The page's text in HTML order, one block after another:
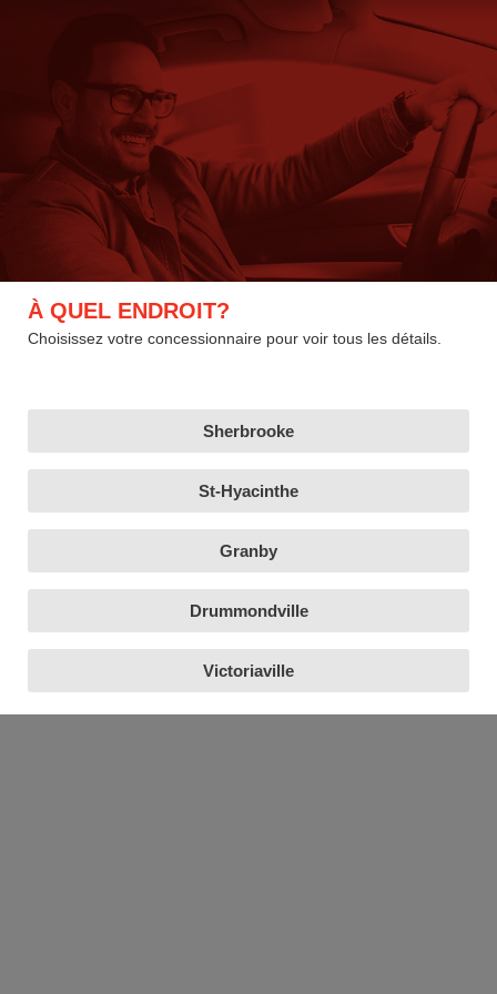
À QUEL ENDROIT?
Choisissez votre concessionnaire pour voir tous les détails.
Sherbrooke
St-Hyacinthe
Granby
Drummondville
Victoriaville